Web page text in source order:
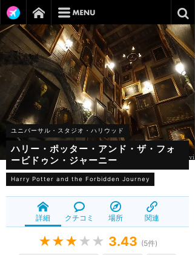
ユニバーサル・スタジオ・ハリウッド
ハリー・ポッター・アンド・ザ・フォ
ービドゥン・ジャーニー
Harry Potter and the Forbidden Journey
詳細 クチコミ 場所 関連
★★★ ★★ 3.43 (5件)